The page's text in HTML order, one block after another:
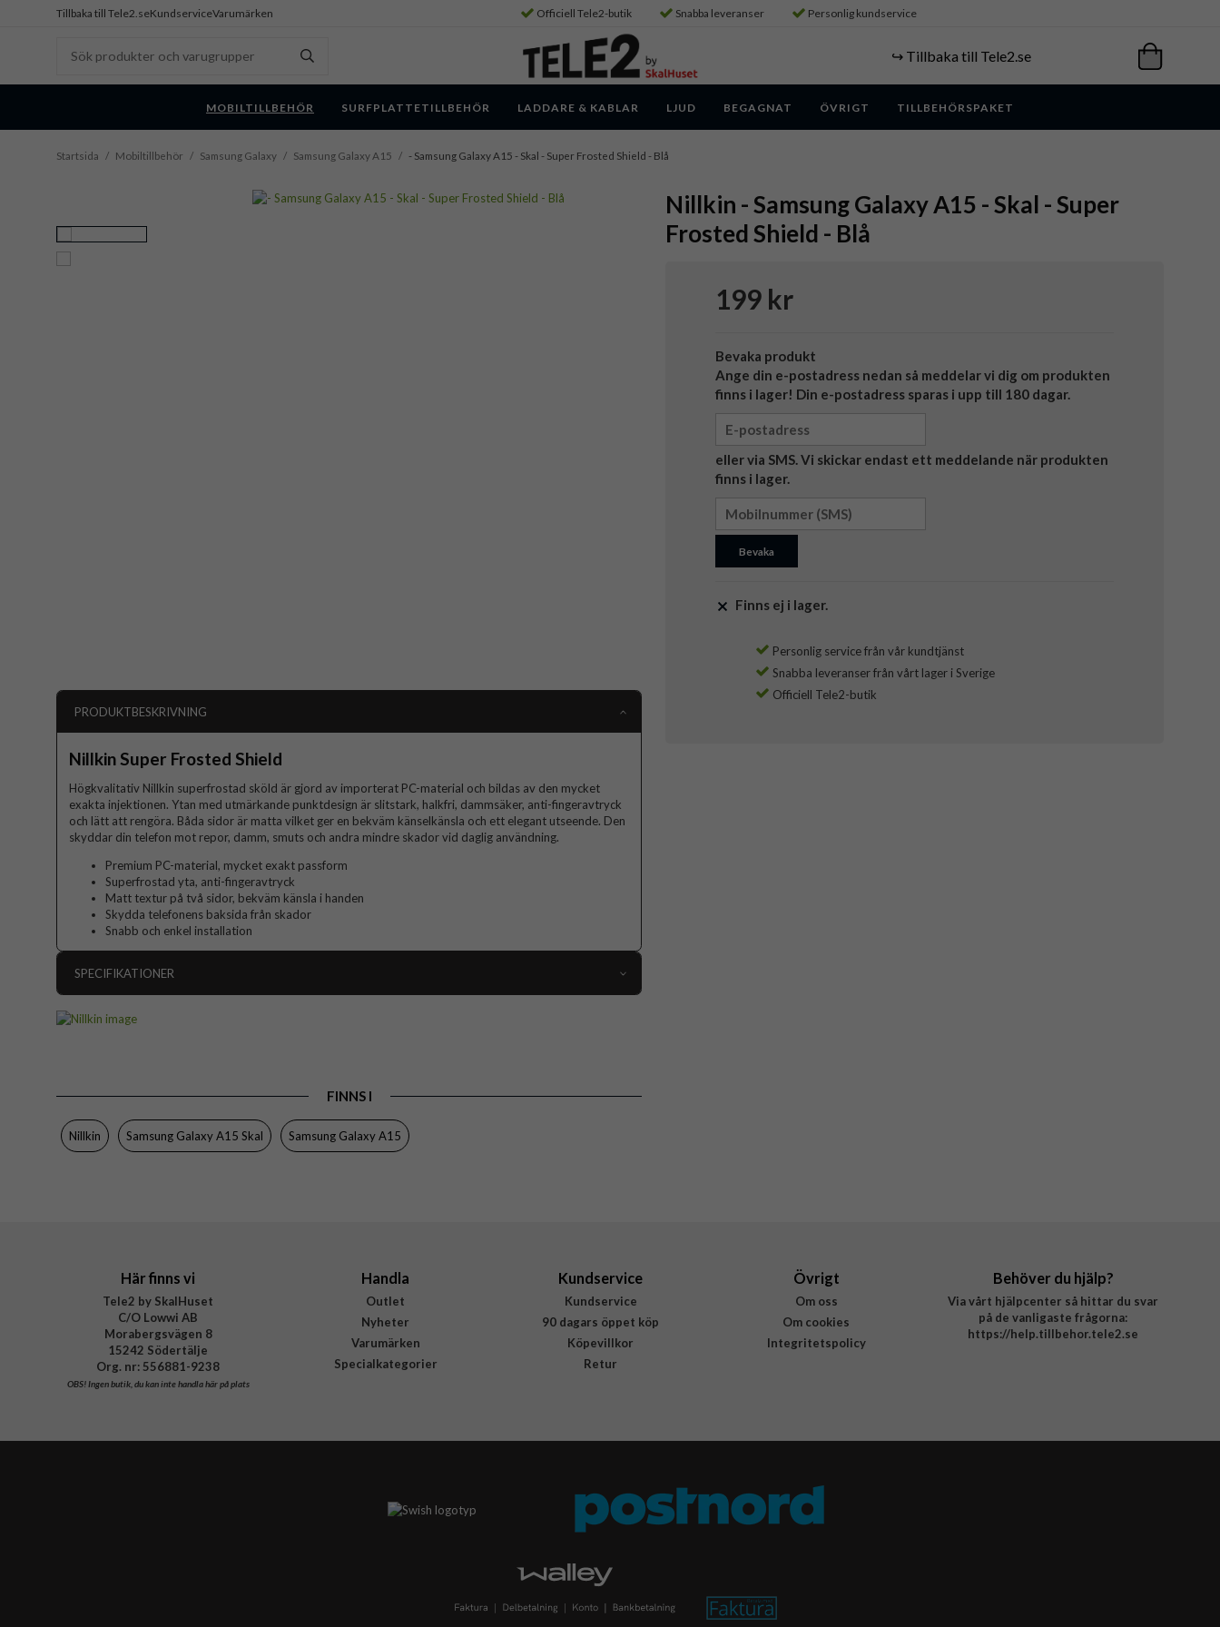
Tillbaka till Tele2.seKundserviceVarumärken Officiell Tele2-butik Snabba leveranser Personlig kundservice
↪️ Tillbaka till Tele2.se
MOBILTILLBEHÖR SURFPLATTETILLBEHÖR LADDARE & KABLAR LJUD BEGAGNAT ÖVRIGT TILLBEHÖRSPAKET
Startsida / Mobiltillbehör / Samsung Galaxy / Samsung Galaxy A15 / - Samsung Galaxy A15 - Skal - Super Frosted Shield - Blå
Nillkin - Samsung Galaxy A15 - Skal - Super
Frosted Shield - Blå
199 kr
Bevaka produkt
Ange din e-postadress nedan så meddelar vi dig om produkten
finns i lager! Din e-postadress sparas i upp till 180 dagar.
eller via SMS. Vi skickar endast ett meddelande när produkten
finns i lager.
Bevaka
Finns ej i lager.
Personlig service från vår kundtjänst
Snabba leveranser från vårt lager i Sverige
Officiell Tele2-butik
PRODUKTBESKRIVNING
Nillkin Super Frosted Shield
Högkvalitativ Nillkin superfrostad sköld är gjord av importerat PC-material och bildas av den mycket
exakta injektionen. Ytan med utmärkande punktdesign är slitstark, halkfri, dammsäker, anti-fingeravtryck
och lätt att rengöra. Båda sidor är matta vilket ger en bekväm känselkänsla och ett elegant utseende. Den
skyddar din telefon mot repor, damm, smuts och andra mindre skador vid daglig användning.
Premium PC-material, mycket exakt passform
Superfrostad yta, anti-fingeravtryck
Matt textur på två sidor, bekväm känsla i handen
Skydda telefonens baksida från skador
Snabb och enkel installation
SPECIFIKATIONER
Egenskaper
Greppvänlig, Slimmad
Färg
Material
FINNS I
Nillkin Samsung Galaxy A15 Skal Samsung Galaxy A15
Här finns vi
Tele2 by SkalHuset
C/O Lowwi AB
Morabergsvägen 8
15242 Södertälje
Org. nr: 556881-9238
OBS!Ingen butik, du kan inte handla här på plats
Handla
Outlet
Nyheter
Varumärken
Specialkategorier
Kundservice
Kundservice
90 dagars öppet köp
Köpevillkor
Retur
Övrigt
Om oss
Om cookies
Integritetspolicy
Behöver du hjälp?
Via vårt hjälpcenter så hittar du svar
på de vanligaste frågorna:
https://help.tillbehor.tele2.se